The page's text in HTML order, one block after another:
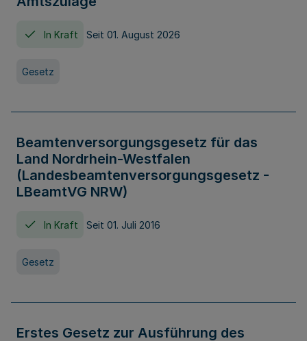
In Kraft Seit 01. August 2026
Gesetz
Beamtenversorgungsgesetz für das
Land Nordrhein-Westfalen
(Landesbeamtenversorgungsgesetz -
LBeamtVG NRW)
In Kraft Seit 01. Juli 2016
Gesetz
Erstes Gesetz zur Ausführung des